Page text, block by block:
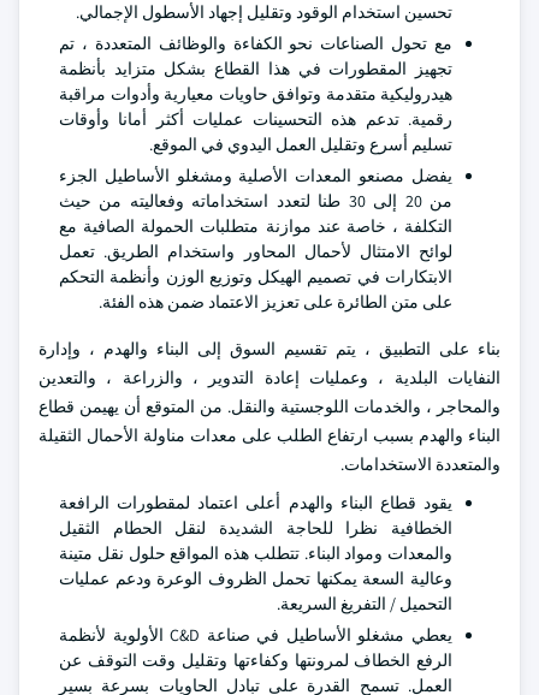
تحسين استخدام الوقود وتقليل إجهاد الأسطول الإجمالي.
مع تحول الصناعات نحو الكفاءة والوظائف المتعددة ، تم
تجهيز المقطورات في هذا القطاع بشكل متزايد بأنظمة
هيدروليكية متقدمة وتوافق حاويات معيارية وأدوات مراقبة
رقمية. تدعم هذه التحسينات عمليات أكثر أمانا وأوقات
تسليم أسرع وتقليل العمل اليدوي في الموقع.
يفضل مصنعو المعدات الأصلية ومشغلو الأساطيل الجزء
من 20 إلى 30 طنا لتعدد استخداماته وفعاليته من حيث
التكلفة ، خاصة عند موازنة متطلبات الحمولة الصافية مع
لوائح الامتثال لأحمال المحاور واستخدام الطريق. تعمل
الابتكارات في تصميم الهيكل وتوزيع الوزن وأنظمة التحكم
على متن الطائرة على تعزيز الاعتماد ضمن هذه الفئة.
بناء على التطبيق ، يتم تقسيم السوق إلى البناء والهدم ، وإدارة
النفايات البلدية ، وعمليات إعادة التدوير ، والزراعة ، والتعدين
والمحاجر ، والخدمات اللوجستية والنقل. من المتوقع أن يهيمن قطاع
البناء والهدم بسبب ارتفاع الطلب على معدات مناولة الأحمال الثقيلة
والمتعددة الاستخدامات.
يقود قطاع البناء والهدم أعلى اعتماد لمقطورات الرافعة
الخطافية نظرا للحاجة الشديدة لنقل الحطام الثقيل
والمعدات ومواد البناء. تتطلب هذه المواقع حلول نقل متينة
وعالية السعة يمكنها تحمل الظروف الوعرة ودعم عمليات
التحميل / التفريغ السريعة.
يعطي مشغلو الأساطيل في صناعة C&D الأولوية لأنظمة
الرفع الخطاف لمرونتها وكفاءتها وتقليل وقت التوقف عن
العمل. تسمح القدرة على تبادل الحاويات بسرعة بسير